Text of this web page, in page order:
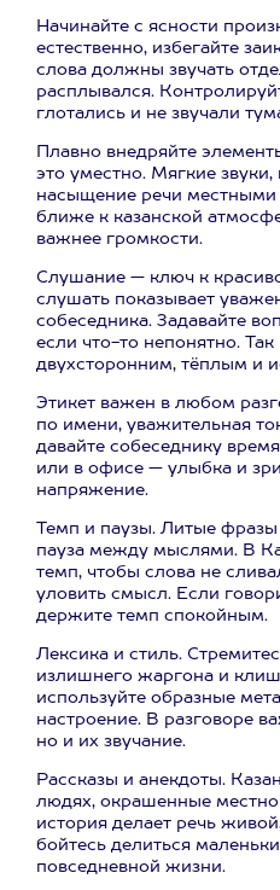
Начинайте с ясности
естественно, избегайте
слова должны звучать
расплывался.
глотались и не звучали
Плавно внедряйте
это уместно. Мягкие
насыщение речи
ближе к казанской
важнее громкости.
Слушание — ключ к
слушать показывает
собеседника. Задавайте
если что-то непонятно. Так
двухсторонним, тёплым и
Этикет важен в любом
по имени, уважительная
давайте собеседнику
или в офисе — улыбка и
напряжение.
Темп и паузы. Литые фразы
пауза между мыслями. В
темп, чтобы слова не
уловить смысл. Если
держите темп спокойным.
Лексика и стиль.
излишнего жаргона и
используйте образные
настроение. В разговоре
но и их звучание.
Рассказы и анекдоты.
людях, окрашенные
история делает речь
бойтесь делиться
повседневной жизни.